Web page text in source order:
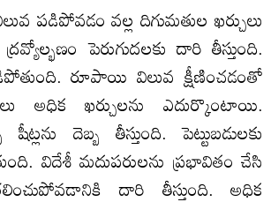
పడిపోవడం వల్ల దిగుమతుల ఖర్చులు
పెరుగుదలకు దారి తీస్తుంది.
రూపాయి విలువ క్షీణించడంతో
అధిక ఖర్చులను ఎదుర్కొంటాయి.
దెబ్బ తీస్తుంది. పెట్టుబడులకు
విదేశీ మదుపరులను ప్రభావితం చేసి
దారి తీస్తుంది. అధిక